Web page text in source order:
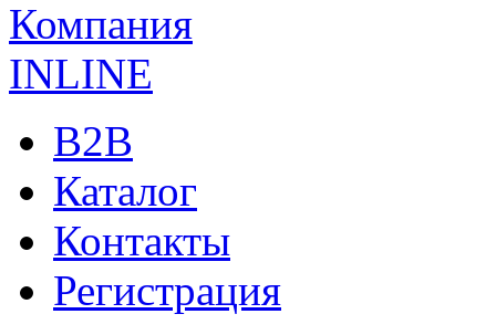
B2B
Каталог
Контакты
Регистрация